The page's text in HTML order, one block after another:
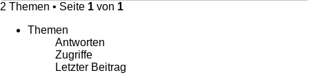
2 Themen • Seite 1 von 1
Themen
Antworten
Zugriffe
Letzter Beitrag